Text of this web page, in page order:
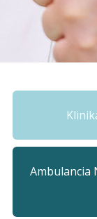
Ambulancia